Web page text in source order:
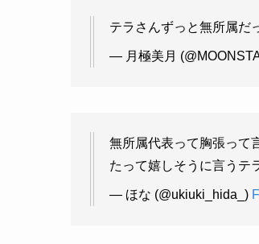
テラさんずっと無所属だ
— 月極美月
無所属代表って胸張って
たって嬉しそうに言うテ
— ほな (@ukiuki_hida_)